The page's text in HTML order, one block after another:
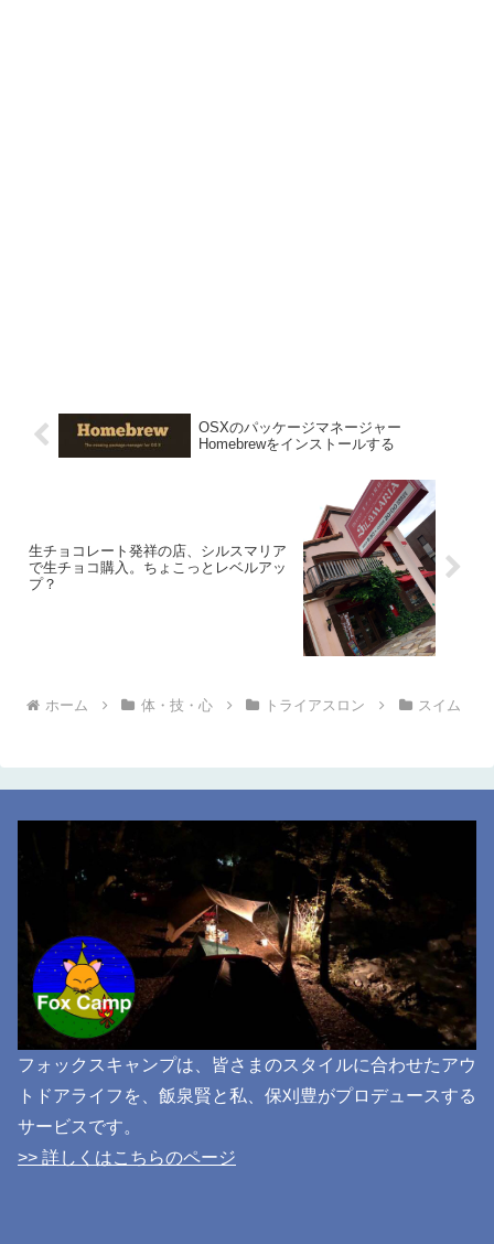
OSXのパッケージマネージャー
Homebrewをインストールする
生チョコレート発祥の店、シルスマリア
で生チョコ購入。ちょこっとレベルアッ
プ？
ホーム 体・技・心 トライアスロン スイム
フォックスキャンプは、皆さまのスタイルに合わせたアウ
トドアライフを、飯泉賢と私、保刈豊がプロデュースする
サービスです。
>> 詳しくはこちらのページ